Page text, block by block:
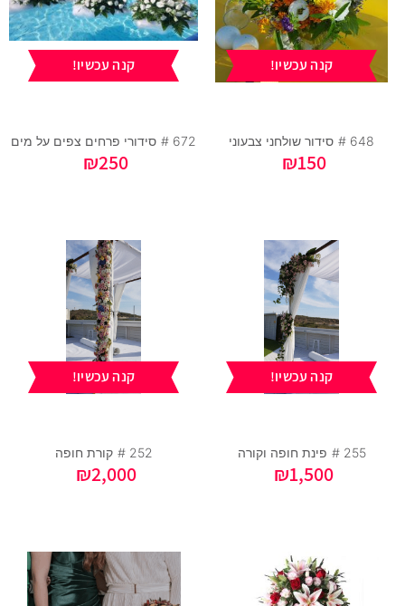
648 # סידור שולחני צבעוני
₪150
קנה עכשיו!
672 # סידורי פרחים צפים על מים
₪250
קנה עכשיו!
255 # פינת חופה וקורה
₪1,500
קנה עכשיו!
252 # קורת חופה
₪2,000
קנה עכשיו!